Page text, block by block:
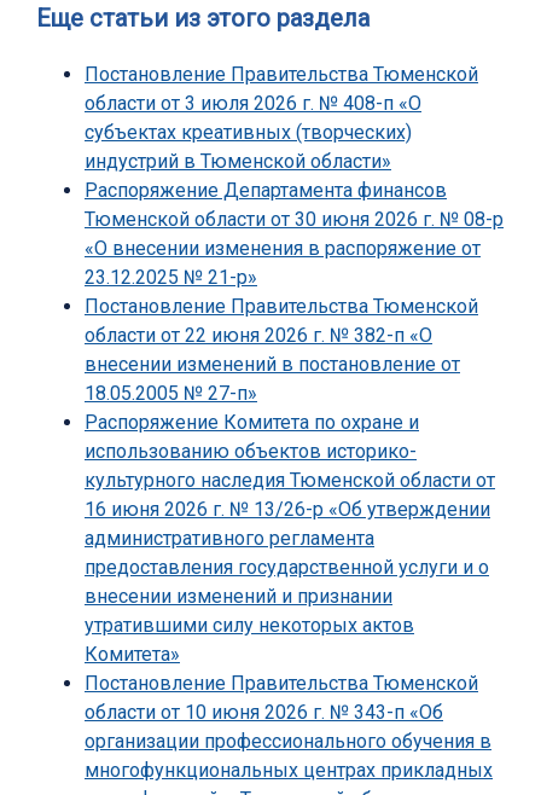
Еще статьи из этого раздела
Постановление Правительства Тюменской
области от 3 июля 2026 г. № 408-п «О
субъектах креативных (творческих)
индустрий в Тюменской области»
Распоряжение Департамента финансов
Тюменской области от 30 июня 2026 г. № 08-р
«О внесении изменения в распоряжение от
23.12.2025 № 21-р»
Постановление Правительства Тюменской
области от 22 июня 2026 г. № 382-п «О
внесении изменений в постановление от
18.05.2005 № 27-п»
Распоряжение Комитета по охране и
использованию объектов историко-
культурного наследия Тюменской области от
16 июня 2026 г. № 13/26-р «Об утверждении
административного регламента
предоставления государственной услуги и о
внесении изменений и признании
утратившими силу некоторых актов
Комитета»
Постановление Правительства Тюменской
области от 10 июня 2026 г. № 343-п «Об
организации профессионального обучения в
многофункциональных центрах прикладных